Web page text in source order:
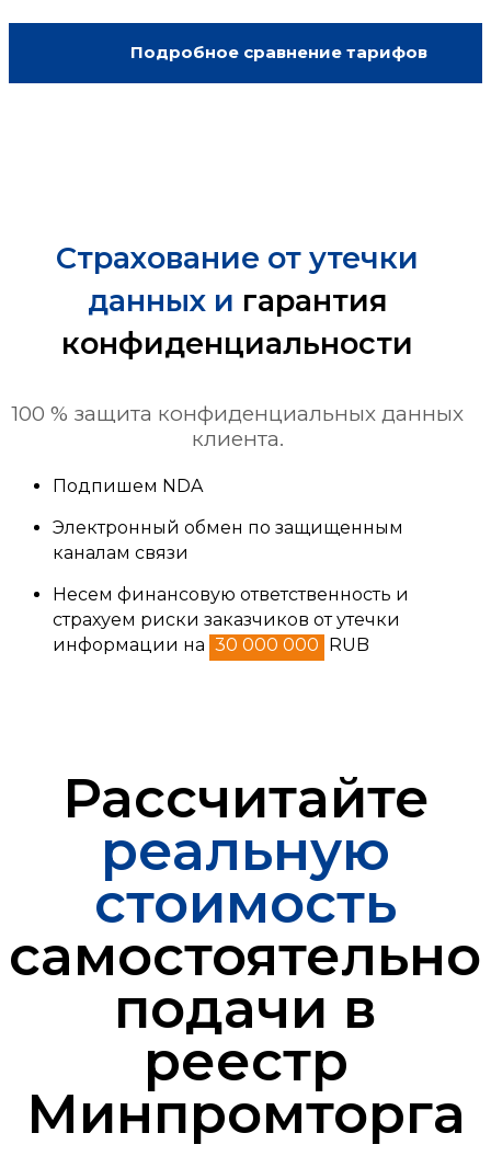
Подробное сравнение тарифов
Страхование от утечки
данных и гарантия
конфиденциальности
100 % защита конфиденциальных данных
клиента.
Подпишем NDA
Электронный обмен по защищенным
каналам связи
Несем финансовую ответственность и
страхуем риски заказчиков от утечки
информации на 30 000 000 RUB
Рассчитайте
реальную
стоимость
подачи в
реестр
Минпромторга